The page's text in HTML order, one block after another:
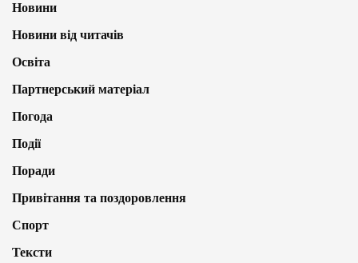
Новини
Новини від читачів
Освіта
Партнерський матеріал
Погода
Події
Поради
Привітання та поздоровлення
Спорт
Тексти